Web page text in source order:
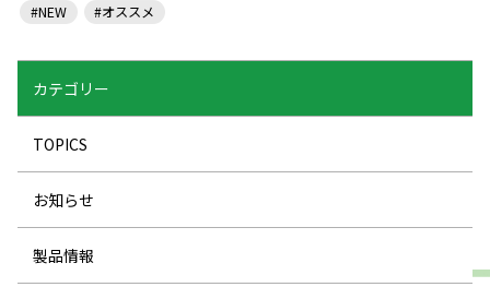
#NEW #オススメ
カテゴリー
TOPICS
お知らせ
製品情報